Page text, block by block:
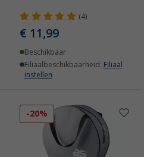
(4)
€ 11,99
Beschikbaar
Filiaalbeschikbaarheid: Filiaal
instellen
-20%